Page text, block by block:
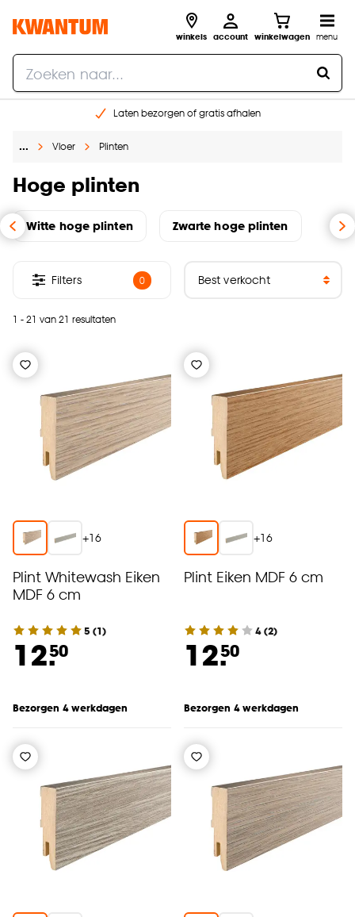
winkels account winkelwagen menu
Laten bezorgen of gratis afhalen
Gratis raam advies en opmeten aan huis
… Vloer Plinten
Hoge plinten
Witte hoge plinten Zwarte hoge plinten
1 - 21 van 21 resultaten
Filters 0
+16
Plint Whitewash Eiken
MDF 6 cm
5 (1)
12.50
Bezorgen 4 werkdagen
+16
Plint Eiken MDF 6 cm
4(2)
12.50
Bezorgen 4 werkdagen